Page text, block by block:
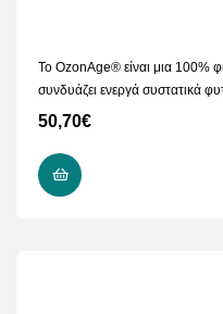
Το OzonAge® είναι μια 100%
συνδυάζει ενεργά συστατικά
50,70€